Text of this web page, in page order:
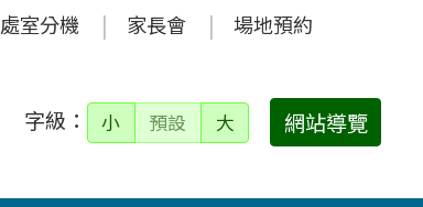
處室分機 家長會 場地預約
字級： 小 預設 大 網站導覽